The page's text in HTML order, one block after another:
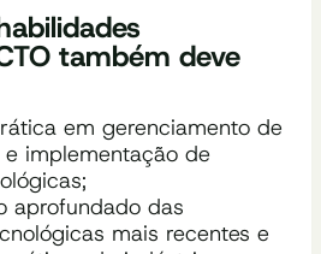
também deve
em gerenciamento de
implementação de
aprofundado das
mais recentes e